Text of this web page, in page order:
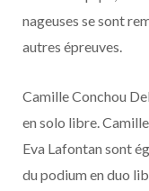
nageuses se sont
autres épreuves.
Camille Conchou
en solo libre.
Eva Lafontan sont
du podium en duo